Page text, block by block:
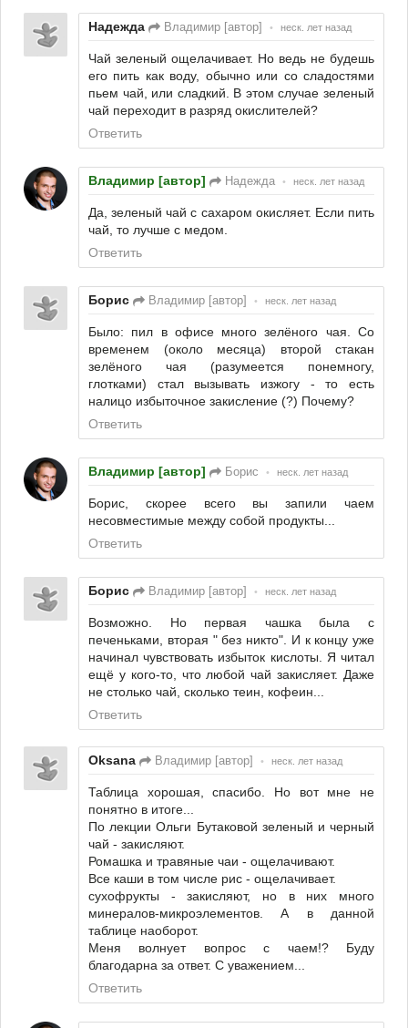
Надежда Владимир [автор] • неск. лет назад
Чай зеленый ощелачивает. Но ведь не будешь
его пить как воду, обычно или со сладостями
пьем чай, или сладкий. В этом случае зеленый
чай переходит в разряд окислителей?
Ответить
Владимир [автор] Надежда • неск. лет назад
Да, зеленый чай с сахаром окисляет. Если пить
чай, то лучше с медом.
Ответить
Борис Владимир [автор] • неск. лет назад
Было: пил в офисе много зелёного чая. Со
временем (около месяца) второй стакан
зелёного чая (разумеется понемногу,
глотками) стал вызывать изжогу - то есть
налицо избыточное закисление (?) Почему?
Ответить
Владимир [автор] Борис • неск. лет назад
Борис, скорее всего вы запили чаем
несовместимые между собой продукты...
Ответить
Борис Владимир [автор] • неск. лет назад
Возможно. Но первая чашка была с
печеньками, вторая " без никто". И к концу уже
начинал чувствовать избыток кислоты. Я читал
ещё у кого-то, что любой чай закисляет. Даже
не столько чай, сколько теин, кофеин...
Ответить
Oksana Владимир [автор] • неск. лет назад
Таблица хорошая, спасибо. Но вот мне не
понятно в итоге...
По лекции Ольги Бутаковой зеленый и черный
чай - закисляют.
Ромашка и травяные чаи - ощелачивают.
Все каши в том числе рис - ощелачивает.
сухофрукты - закисляют, но в них много
минералов-микроэлементов. А в данной
таблице наоборот.
Меня волнует вопрос с чаем!? Буду
благодарна за ответ. С уважением...
Ответить